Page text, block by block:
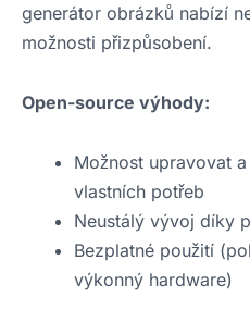
generátor obrázků nabízí
možnosti přizpůsobení.
Open-source výhody:
Možnost upravovat
vlastních potřeb
Neustálý vývoj díky
Bezplatné použití
výkonný hardware)